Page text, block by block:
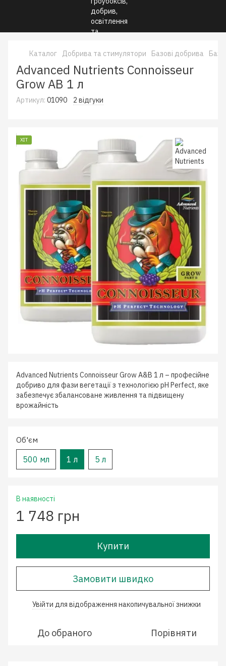
Каталог Добрива та стимулятори Базові добрива
Advanced Nutrients Connoisseur
Grow AB 1 л
Артикул: 01090 2 відгуки
ХІТ
Advanced Nutrients Connoisseur Grow A&B 1 л – професійне
добриво для фази вегетації з технологією pH Perfect, яке
забезпечує збалансоване живлення та підвищену
врожайність
Об'єм
500 мл 1 л 5 л
В наявності
1 748 грн
Купити
Замовити швидко
Увійти для відображення накопичувальної знижки
До обраного Порівняти